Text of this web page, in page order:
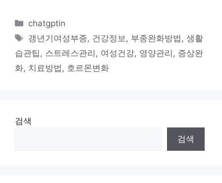
카
테
고
리
chatgptin
태
그
갱년기여성부종, 건강정보 , 부종완화방법 ,생활
습관팁 , 스트레스관리 , 여성건강, 영양관리 , 증상완
화, 치료방법 , 호르몬변화
검색
검색